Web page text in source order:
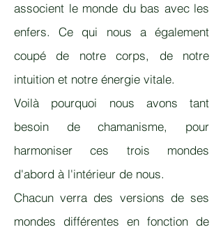
associent le monde du bas avec les
enfers. Ce qui nous a également
coupé de notre corps, de notre
intuition et notre énergie vitale.
Voilà pourquoi nous avons tant
besoin de chamanisme, pour
harmoniser ces trois mondes
d'abord à l'intérieur de nous.
Chacun verra des versions de ses
mondes différentes en fonction de